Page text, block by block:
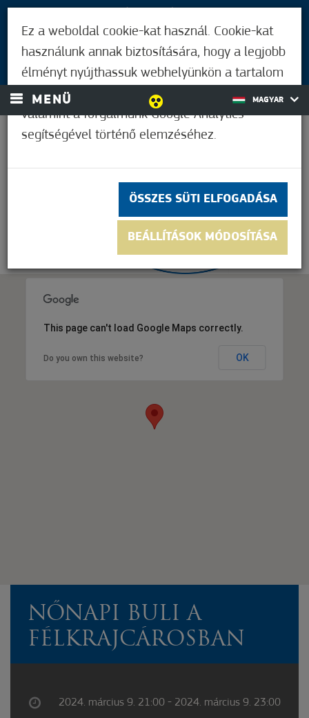
BEJELENTKEZÉS
MENÜ MAGYAR
This page can't load Google Maps correctly.
Do you own this website? OK
NŐNAPI BULI A
FÉLKRAJCÁROSBAN
2024. március 9. 21:00 - 2024. március 9. 23:00
Ez a weboldal cookie-kat használ. Cookie-kat
használunk annak biztosítására, hogy a legjobb
élményt nyújthassuk webhelyünkön a tartalom
és a hirdetések személyre szabásához,
valamint a forgalmunk Google Analytics
segítségével történő elemzéséhez.
ÖSSZES SÜTI ELFOGADÁSA
BEÁLLÍTÁSOK MÓDOSÍTÁSA